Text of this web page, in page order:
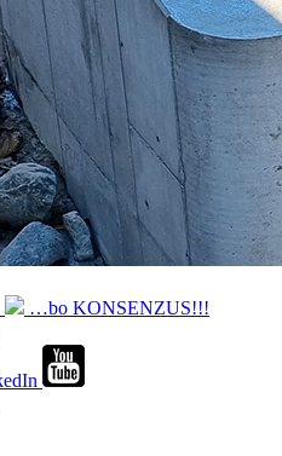
…bo KONSENZUS!!!